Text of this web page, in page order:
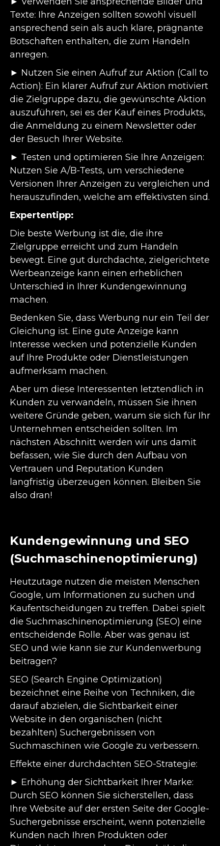
Texte: Ihre Anzeigen sollten sowohl visuell
ansprechend sein als auch klare, prägnante
Botschaften enthalten, die zum Handeln
anregen.
► Nutzen Sie einen Aufruf zur Aktion (Call to
Action): Ein klarer Aufruf zur Aktion motiviert
die Zielgruppe dazu, die gewünschte Aktion
auszuführen, sei es der Kauf eines Produkts,
die Anmeldung zu einem Newsletter oder
der Besuch Ihrer Website.
► Testen und optimieren Sie Ihre Anzeigen:
Nutzen Sie A/B-Tests, um verschiedene
Versionen Ihrer Anzeigen zu vergleichen und
herauszufinden, welche am effektivsten sind.
Expertentipp:
Die beste Werbung ist die, die ihre
Zielgruppe erreicht und zum Handeln
bewegt. Eine gut durchdachte, zielgerichtete
Werbeanzeige kann einen erheblichen
Unterschied in Ihrer Kundengewinnung
machen.
Bedenken Sie, dass Werbung nur ein Teil der
Gleichung ist. Eine gute Anzeige kann
Interesse wecken und potenzielle Kunden
auf Ihre Produkte oder Dienstleistungen
aufmerksam machen.
Aber um diese Interessenten letztendlich in
Kunden zu verwandeln, müssen Sie ihnen
weitere Gründe geben, warum sie sich für Ihr
Unternehmen entscheiden sollten. Im
nächsten Abschnitt werden wir uns damit
befassen, wie Sie durch den Aufbau von
Vertrauen und Reputation Kunden
langfristig überzeugen können. Bleiben Sie
also dran!
Kundengewinnung und SEO
(Suchmaschinenoptimierung)
Heutzutage nutzen die meisten Menschen
Google, um Informationen zu suchen und
Kaufentscheidungen zu treffen. Dabei spielt
die Suchmaschinenoptimierung (SEO) eine
entscheidende Rolle. Aber was genau ist
SEO und wie kann sie zur Kundenwerbung
beitragen?
SEO (Search Engine Optimization)
bezeichnet eine Reihe von Techniken, die
darauf abzielen, die Sichtbarkeit einer
Website in den organischen (nicht
bezahlten) Suchergebnissen von
Suchmaschinen wie Google zu verbessern.
Effekte einer durchdachten SEO-Strategie:
► Erhöhung der Sichtbarkeit Ihrer Marke:
Durch SEO können Sie sicherstellen, dass
Ihre Website auf der ersten Seite der Google-
Suchergebnisse erscheint, wenn potenzielle
Kunden nach Ihren Produkten oder